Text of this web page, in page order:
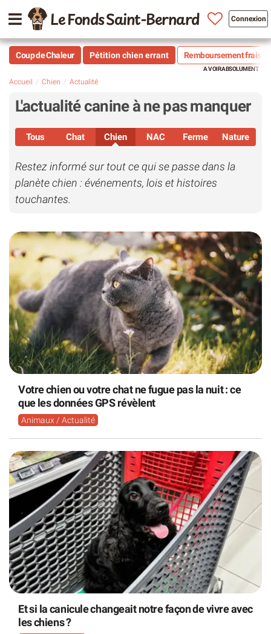
Le Fonds Saint-Bernard Connexion
Coup de Chaleur Pétition chien errant Remboursement frais
Accueil Chien Actualité
L'actualité canine à ne pas manquer
Tous Chat Chien NAC Ferme Nature
Restez informé sur tout ce qui se passe dans la
planète chien : événements, lois et histoires
touchantes.
Votre chien ou votre chat ne fugue pas la nuit : ce
que les données GPS révèlent
Animaux / Actualité
Et si la canicule changeait notre façon de vivre avec
les chiens ?